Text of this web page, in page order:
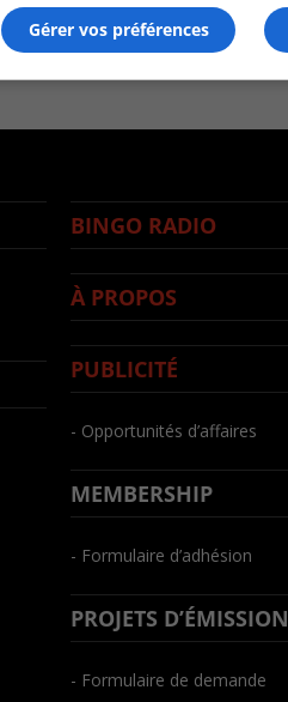
BINGO RADIO
À PROPOS
PUBLICITÉ
- Opportunités d’affaires
MEMBERSHIP
- Formulaire d’adhésion
PROJETS D’ÉMISSION
- Formulaire de demande
Gérer vos préférences